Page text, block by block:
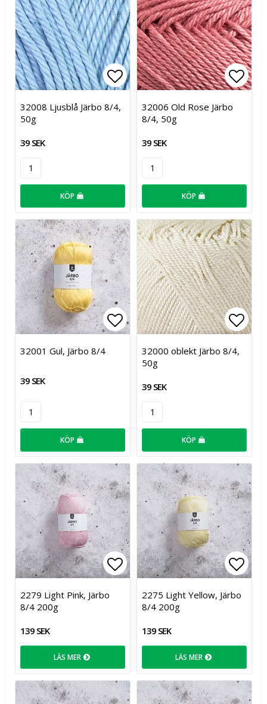
Lägg till i favoritlistan
32008 Ljusblå Järbo 8/4,
50g
39 SEK
KÖP
32006 Old Rose Järbo
8/4, 50g
39 SEK
KÖP
Lägg till i favoritlistan
32001 Gul, Järbo 8/4
39 SEK
KÖP
32000 oblekt Järbo 8/4,
50g
39 SEK
KÖP
Lägg till i favoritlistan
2279 Light Pink, Järbo
8/4 200g
139 SEK
LÄS MER
2275 Light Yellow, Järbo
8/4 200g
139 SEK
LÄS MER